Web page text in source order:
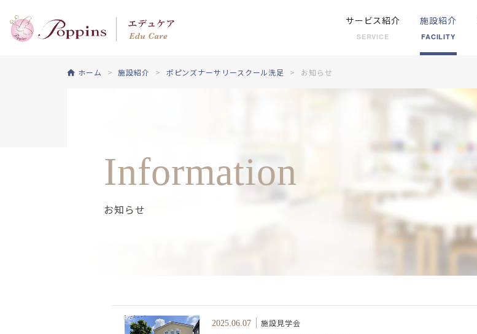
サービス紹介
SERVICE
施設紹介
FACILITY
ホーム 施設紹介 ポピンズナーサリースクール洗足 お知らせ
Information
お知らせ
2025.06.07 施設見学会